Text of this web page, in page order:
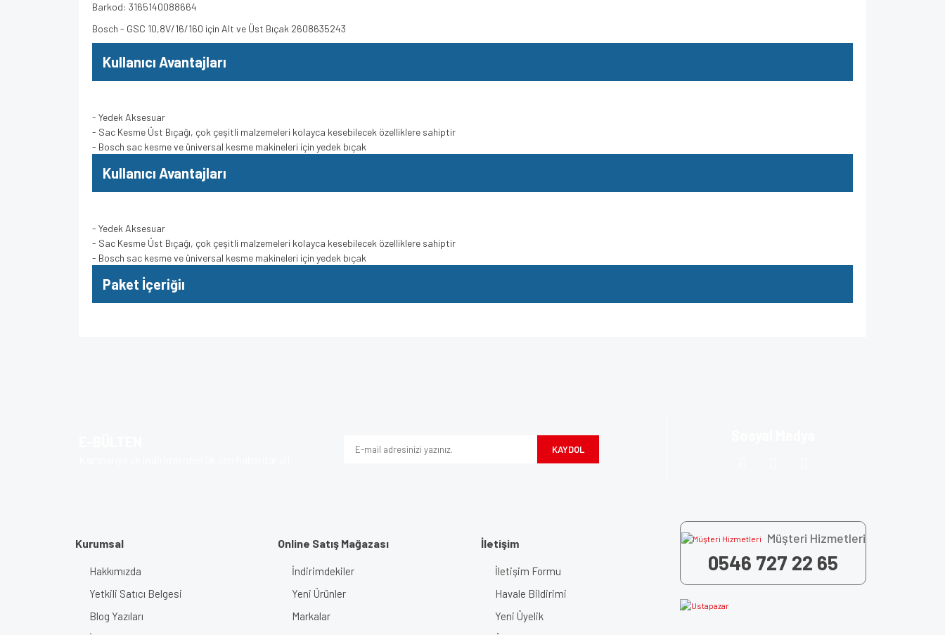
Barkod: 3165140088664
Bosch - GSC 10,8V/16/160 için Alt ve Üst Bıçak 2608635243
Kullanıcı Avantajları
- Yedek Aksesuar
- Sac Kesme Üst Bıçağı, çok çeşitli malzemeleri kolayca kesebilecek özelliklere sahiptir
- Bosch sac kesme ve üniversal kesme makineleri için yedek bıçak
Kullanıcı Avantajları
- Yedek Aksesuar
- Sac Kesme Üst Bıçağı, çok çeşitli malzemeleri kolayca kesebilecek özelliklere sahiptir
- Bosch sac kesme ve üniversal kesme makineleri için yedek bıçak
Paket İçeriğiı
KAYDOL
Kurumsal
Hakkımızda
Yetkili Satıcı Belgesi
Blog Yazıları
Online Satış Mağazası
İndirimdekiler
Yeni Ürünler
Markalar
İletişim
İletişim Formu
Havale Bildirimi
Yeni Üyelik
Müşteri Hizmetleri
0546 727 22 65